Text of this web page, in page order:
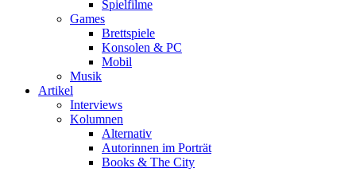
Spielfilme
Games
Brettspiele
Konsolen & PC
Mobil
Musik
Artikel
Interviews
Kolumnen
Alternativ
Autorinnen im Porträt
Books & The City